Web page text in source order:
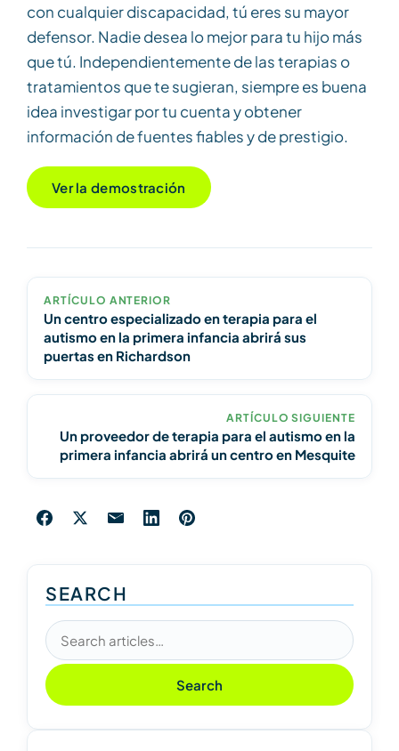
con cualquier discapacidad, tú eres su mayor
defensor. Nadie desea lo mejor para tu hijo más
que tú. Independientemente de las terapias o
tratamientos que te sugieran, siempre es buena
idea investigar por tu cuenta y obtener
información de fuentes fiables y de prestigio.
Ver la demostración
ARTÍCULO ANTERIOR
Un centro especializado en terapia para el
autismo en la primera infancia abrirá sus
puertas en Richardson
ARTÍCULO SIGUIENTE
Un proveedor de terapia para el autismo en la
primera infancia abrirá un centro en Mesquite
SEARCH
Search articles
Search